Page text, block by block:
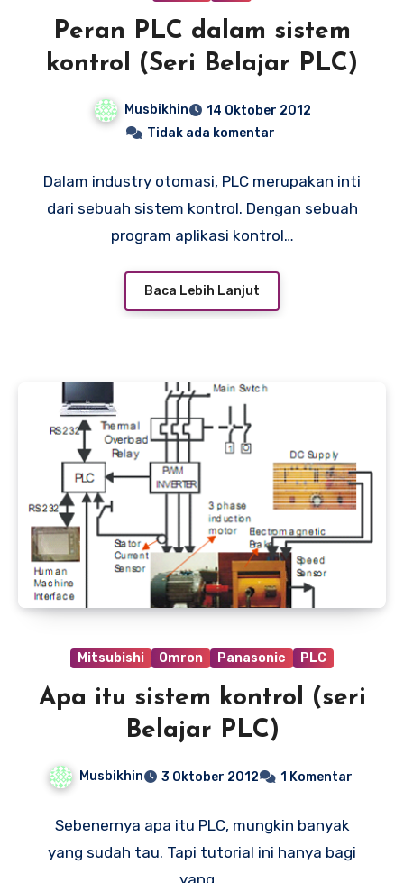
Peran PLC dalam sistem
kontrol (Seri Belajar PLC)
Musbikhin
14 Oktober 2012
Tidak ada komentar
Dalam industry otomasi, PLC merupakan inti
dari sebuah sistem kontrol. Dengan sebuah
program aplikasi kontrol…
Baca Lebih Lanjut
Mitsubishi Omron Panasonic PLC
Apa itu sistem kontrol (seri
Belajar PLC)
Musbikhin 3 Oktober 2012 1 Komentar
Sebenernya apa itu PLC, mungkin banyak
yang sudah tau. Tapi tutorial ini hanya bagi